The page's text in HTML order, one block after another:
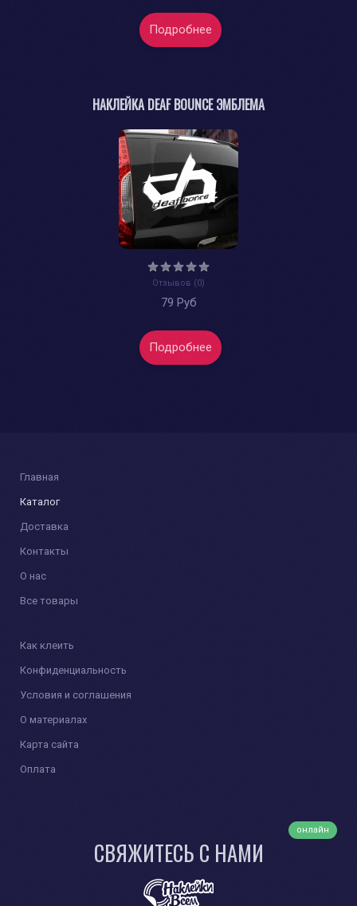
Подробнее
НАКЛЕЙКА DEAF BOUNCE ЭМБЛЕМА
Отзывов (0)
79 Руб
Подробнее
Главная
Каталог
Доставка
Контакты
О нас
Все товары
Как клеить
Конфиденциальность
Условия и соглашения
О материалах
Карта сайта
Оплата
онлайн
СВЯЖИТЕСЬ С НАМИ